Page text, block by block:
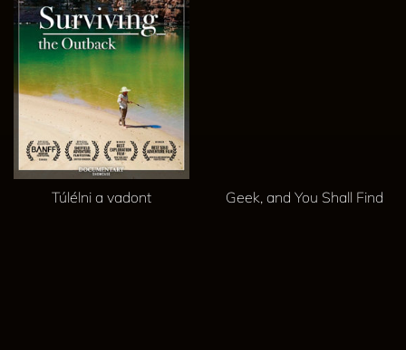
Túlélni a vadont Geek, and You Shall Find